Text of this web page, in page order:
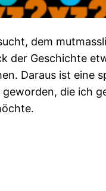
dem
der Geschichte
Daraus ist eine
geworden, die ich